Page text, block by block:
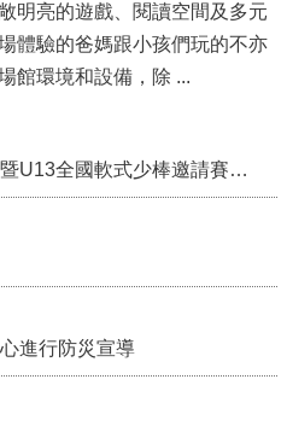
明亮的遊戲、閱讀空間及多元
體驗的爸媽跟小孩們玩的不亦
樂乎。縣長鍾東錦上午巡視場館環境和設備，除 ...
第二屆台灣火星人棒球大會暨U13全國軟式少棒邀請賽在苗栗舉辦
進行防災宣導